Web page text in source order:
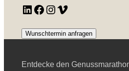
LinkedIn Facebook InstagramVimeo
Wunschtermin anfragen
Entdecke den